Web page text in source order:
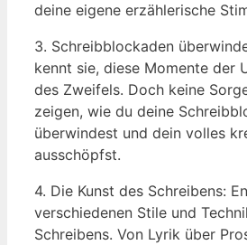
deine eigene erzählerische
3. Schreibblockaden
kennt sie, diese Momente der
des Zweifels. Doch keine
zeigen, wie du deine
überwindest und dein volles
ausschöpfst.
4. Die Kunst des Schreibens:
verschiedenen Stile und
Schreibens. Von Lyrik über